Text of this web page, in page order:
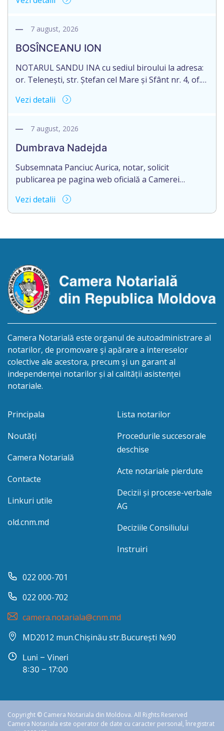
succesorale în urma decesului cet. DODI EUGENIU,
2003035009604, decedat/ă la data de 12.01.2026
/doisprezece ianuarie anul două mii douăzeci și
șase/. Eliberarea certificatului de moștenitor este
[…]
7 august, 2026
BOSÎNCEANU ION
NOTARUL SANDU INA cu sediul biroului la adresa:
or. Telenești, str. Ștefan cel Mare și Sfânt nr. 4, of.
succesorale în urma decesului cet. BOSÎNCEANU
0991201351317, decedat/ă la data de 15.05.2021
Eliberarea certificatului de moștenitor este […]
Vezi detalii
7 august, 2026
Dumbrava Nadejda
Subsemnata Panciuc Aurica, notar, solicit
publicarea pe pagina web oficială a Camerei
deschiderea procedurii succesorale cu următorul
conținut: Informație privind deschiderea procedurii
biroului la adresa: R.Moldova, or.Sîngerei,
procedurii succesorale în urma decesului
cet.Dumbrava Nadejda, cetățeană moldoveană, a.n.
20 aprilie […]
Vezi detalii
Camera Notarială este organul de autoadministrare al
notarilor, de promovare şi apărare a intereselor
colective ale acestora, precum şi un garant al
independenței notarilor și al calității asistenței
notariale.
Principala
Noutăți
Camera Notarială
Contacte
Linkuri utile
old.cnm.md
Lista notarilor
Procedurile succesorale
deschise
Acte notariale pierdute
Decizii și procese-verbale
AG
Deciziile Consiliului
Instruiri
022 000-701
022 000-702
camera.notariala@cnm.md
MD2012 mun.Chișinău str.București №90
Luni – Vineri
8:30 – 17:00
Copyright © Camera Notariala din Moldova. All Rights Reserved
Camera Notariala este operator de date cu caracter personal, Înregistrat